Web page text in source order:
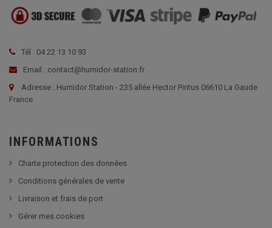
Tél : 04 22 13 10 93
Email : contact@humidor-station.fr
Adresse : Humidor Station - 235 allée Hector Pintus 06610 La Gaude
France
INFORMATIONS
Charte protection des données
Conditions générales de vente
Livraison et frais de port
Gérer mes cookies